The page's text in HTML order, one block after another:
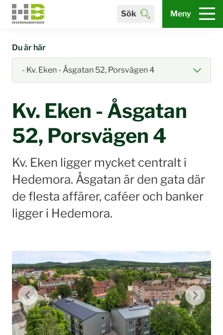
Sök Meny
Kv. Eken - Åsgatan
52, Porsvägen 4
Kv. Eken ligger mycket centralt i
Hedemora. Åsgatan är den gata där
de flesta affärer, caféer och banker
ligger i Hedemora.
Du är här